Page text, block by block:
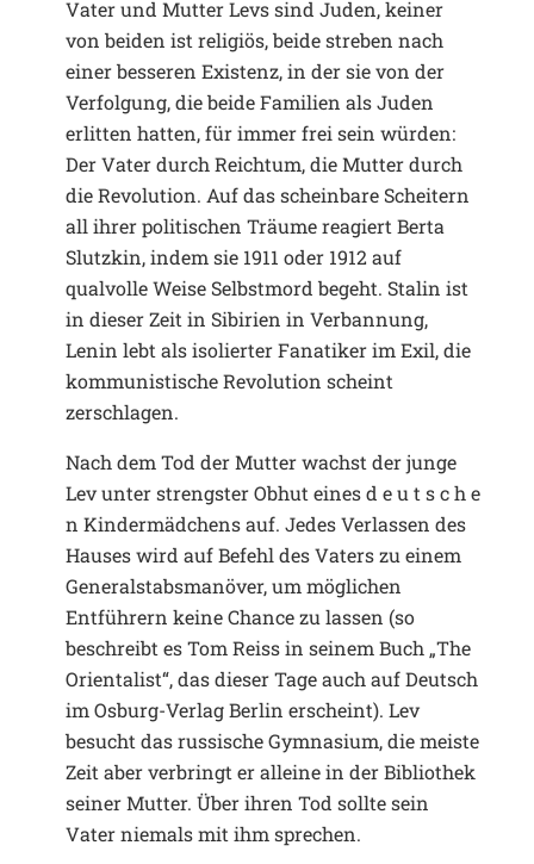
Vater und Mutter Levs sind Juden, keiner
von beiden ist religiös, beide streben nach
einer besseren Existenz, in der sie von der
Verfolgung, die beide Familien als Juden
erlitten hatten, für immer frei sein würden:
Der Vater durch Reichtum, die Mutter durch
die Revolution. Auf das scheinbare Scheitern
all ihrer politischen Träume reagiert Berta
Slutzkin, indem sie 1911 oder 1912 auf
qualvolle Weise Selbstmord begeht. Stalin ist
in dieser Zeit in Sibirien in Verbannung,
Lenin lebt als isolierter Fanatiker im Exil, die
kommunistische Revolution scheint
zerschlagen.
Nach dem Tod der Mutter wachst der junge
Lev unter strengster Obhut eines d e u t s c h e
n Kindermädchens auf. Jedes Verlassen des
Hauses wird auf Befehl des Vaters zu einem
Generalstabsmanöver, um möglichen
Entführern keine Chance zu lassen (so
beschreibt es Tom Reiss in seinem Buch „The
Orientalist“, das dieser Tage auch auf Deutsch
im Osburg-Verlag Berlin erscheint). Lev
besucht das russische Gymnasium, die meiste
Zeit aber verbringt er alleine in der Bibliothek
seiner Mutter. Über ihren Tod sollte sein
Vater niemals mit ihm sprechen.